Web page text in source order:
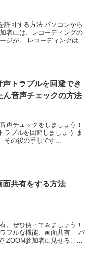
許可する方法 パソコンから
ジが。 レコーディングはこ
声トラブルを回避でき
ん音声チェックの方法
ブルを回避しましょう ま
の後の手順です...
面共有をする方法
ZOOM参加者に見せること